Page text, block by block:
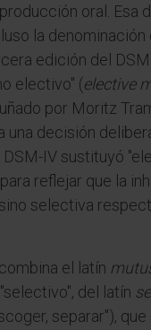
oral. Esa
la denominación
edición del
electivo" (elective
por Moritz
una decisión
DSM-IV sustituyó
reflejar que la
selectiva
el latín
del latín
separar"),